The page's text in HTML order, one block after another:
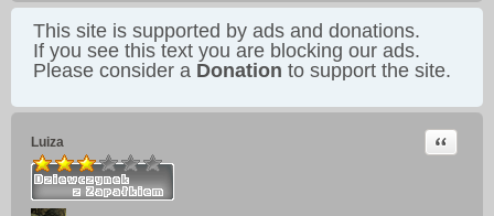
This site is supported by ads and donations.
If you see this text you are blocking our ads.
Please consider a Donation to support the site.
Luiza Cytuj